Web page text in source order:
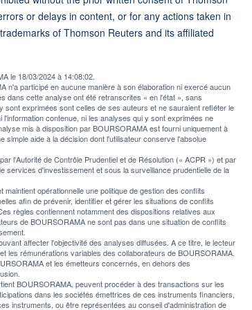
or delays in content, or for any actions taken in
of Thomson Reuters and its affiliated
le 18/03/2024 à 14:08:02.
n'a participé en aucune manière à son élaboration ni exercé aucun
dans cette analyse ont été retranscrites « en l'état », sans
exprimées sont celles de ses auteurs et ne sauraient refléter le
contenue, ni les analyses qui y sont exprimées ne
mis à disposition par BOURSORAMA est fourni uniquement à
simple aide à la décision dont l'utilisateur conserve l'absolue
l'Autorité de Contrôle Prudentiel et de Résolution (« ACPR ») et par
services d'investissement et sous la surveillance prudentielle de la
opérationnelle une politique de gestion des conflits
afin de prévenir, identifier et gérer les situations de conflits
règles contiennent notamment des dispositions relatives aux
de BOURSORAMA ne sont pas dans une situation de conflits
affecter l'objectivité des analyses diffusées. A ce titre, le lecteur
les rémunérations variables des collaborateurs de BOURSORAMA.
et les émetteurs concernés, en dehors des
BOURSORAMA, peuvent procéder à des transactions sur les
dans les sociétés émettrices de ces instruments financiers,
instruments, ou être représentées au conseil d'administration de